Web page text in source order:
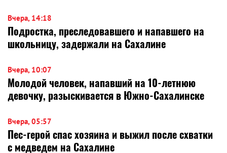
Вчера, 14:18
Подростка, преследовавшего и напавшего на
школьницу, задержали на Сахалине
Вчера, 10:07
Молодой человек, напавший на 10-летнюю
девочку, разыскивается в Южно-Сахалинске
Вчера, 05:57
Пес-герой спас хозяина и выжил после схватки
с медведем на Сахалине